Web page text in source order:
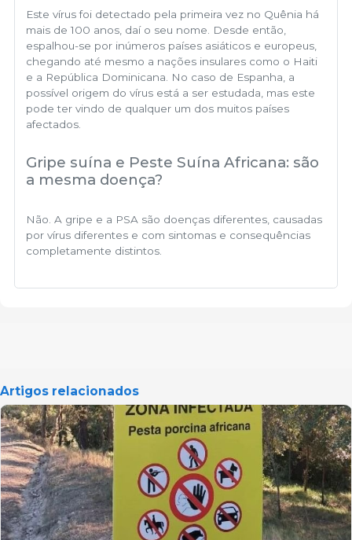
Este vírus foi detectado pela primeira vez no Quênia há
mais de 100 anos, daí o seu nome. Desde então,
espalhou-se por inúmeros países asiáticos e europeus,
chegando até mesmo a nações insulares como o Haiti
e a República Dominicana. No caso de Espanha, a
possível origem do vírus está a ser estudada, mas este
pode ter vindo de qualquer um dos muitos países
afectados.
Gripe suína e Peste Suína Africana: são
a mesma doença?
Não. A gripe e a PSA são doenças diferentes, causadas
por vírus diferentes e com sintomas e consequências
completamente distintos.
Artigos relacionados